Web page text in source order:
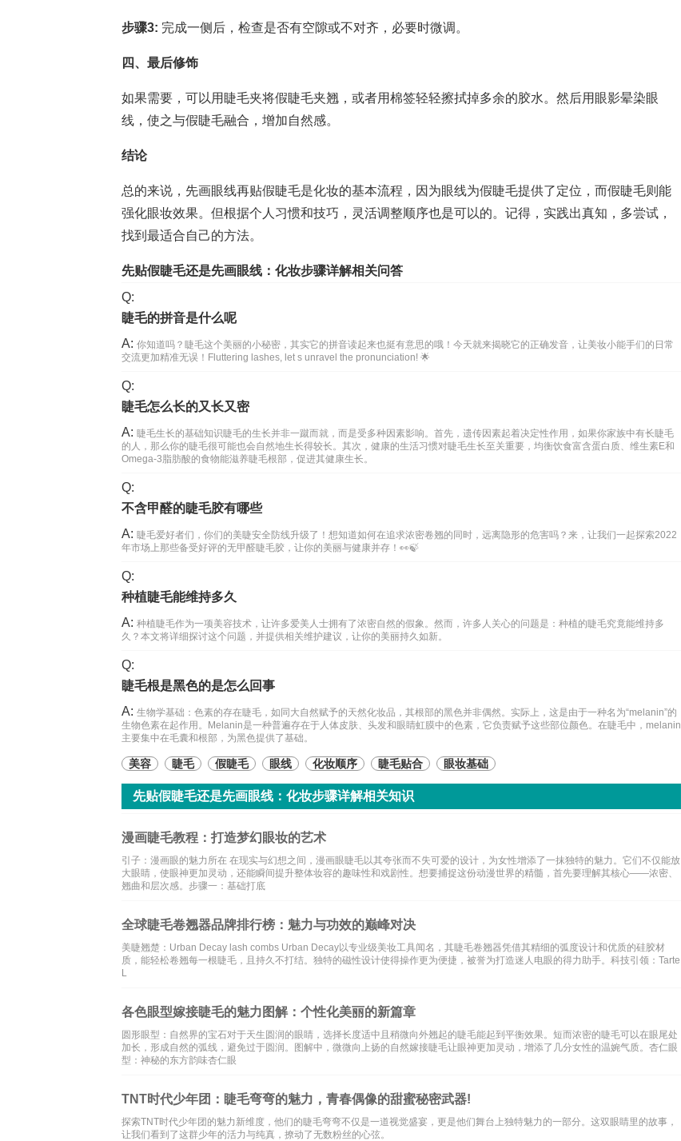
步骤3: 完成一侧后，检查是否有空隙或不对齐，必要时微调。
四、最后修饰
如果需要，可以用睫毛夹将假睫毛夹翘，或者用棉签轻轻擦拭掉多余的胶水。然后用眼影晕染眼
线，使之与假睫毛融合，增加自然感。
结论
总的来说，先画眼线再贴假睫毛是化妆的基本流程，因为眼线为假睫毛提供了定位，而假睫毛则能
强化眼妆效果。但根据个人习惯和技巧，灵活调整顺序也是可以的。记得，实践出真知，多尝试，
找到最适合自己的方法。
先贴假睫毛还是先画眼线：化妆步骤详解相关问答
Q:
睫毛的拼音是什么呢
A: 你知道吗？睫毛这个美丽的小秘密，其实它的拼音读起来也挺有意思的哦！今天就来揭晓它的正确发音，让美妆小能手们的日常
交流更加精准无误！Fluttering lashes, let s unravel the pronunciation! 🌟
Q:
睫毛怎么长的又长又密
A: 睫毛生长的基础知识睫毛的生长并非一蹴而就，而是受多种因素影响。首先，遗传因素起着决定性作用，如果你家族中有长睫毛
的人，那么你的睫毛很可能也会自然地生长得较长。其次，健康的生活习惯对睫毛生长至关重要，均衡饮食富含蛋白质、维生素E和
Omega-3脂肪酸的食物能滋养睫毛根部，促进其健康生长。
Q:
不含甲醛的睫毛胶有哪些
A: 睫毛爱好者们，你们的美睫安全防线升级了！想知道如何在追求浓密卷翘的同时，远离隐形的危害吗？来，让我们一起探索2022
年市场上那些备受好评的无甲醛睫毛胶，让你的美丽与健康并存！👀🍃
Q:
种植睫毛能维持多久
A: 种植睫毛作为一项美容技术，让许多爱美人士拥有了浓密自然的假象。然而，许多人关心的问题是：种植的睫毛究竟能维持多
久？本文将详细探讨这个问题，并提供相关维护建议，让你的美丽持久如新。
Q:
睫毛根是黑色的是怎么回事
A: 生物学基础：色素的存在睫毛，如同大自然赋予的天然化妆品，其根部的黑色并非偶然。实际上，这是由于一种名为“melanin”的
生物色素在起作用。Melanin是一种普遍存在于人体皮肤、头发和眼睛虹膜中的色素，它负责赋予这些部位颜色。在睫毛中，melanin
主要集中在毛囊和根部，为黑色提供了基础。
美容 睫毛 假睫毛 眼线 化妆顺序 睫毛贴合 眼妆基础
先贴假睫毛还是先画眼线：化妆步骤详解相关知识
漫画睫毛教程：打造梦幻眼妆的艺术
引子：漫画眼的魅力所在 在现实与幻想之间，漫画眼睫毛以其夸张而不失可爱的设计，为女性增添了一抹独特的魅力。它们不仅能放
大眼睛，使眼神更加灵动，还能瞬间提升整体妆容的趣味性和戏剧性。想要捕捉这份动漫世界的精髓，首先要理解其核心——浓密、
翘曲和层次感。步骤一：基础打底
全球睫毛卷翘器品牌排行榜：魅力与功效的巅峰对决
美睫翘楚：Urban Decay lash combs Urban Decay以专业级美妆工具闻名，其睫毛卷翘器凭借其精细的弧度设计和优质的硅胶材
质，能轻松卷翘每一根睫毛，且持久不打结。独特的磁性设计使得操作更为便捷，被誉为打造迷人电眼的得力助手。科技引领：Tarte
L
各色眼型嫁接睫毛的魅力图解：个性化美丽的新篇章
圆形眼型：自然界的宝石对于天生圆润的眼睛，选择长度适中且稍微向外翘起的睫毛能起到平衡效果。短而浓密的睫毛可以在眼尾处
加长，形成自然的弧线，避免过于圆润。图解中，微微向上扬的自然嫁接睫毛让眼神更加灵动，增添了几分女性的温婉气质。杏仁眼
型：神秘的东方韵味杏仁眼
TNT时代少年团：睫毛弯弯的魅力，青春偶像的甜蜜秘密武器!
探索TNT时代少年团的魅力新维度，他们的睫毛弯弯不仅是一道视觉盛宴，更是他们舞台上独特魅力的一部分。这双眼睛里的故事，
让我们看到了这群少年的活力与纯真，撩动了无数粉丝的心弦。